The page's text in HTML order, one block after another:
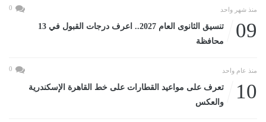
منذ شهر واحد 0
09
تنسيق الثانوى العام 2027.. اعرف درجات القبول في 13
محافظة
منذ عام واحد 0
10
تعرف على مواعيد القطارات على خط القاهرة الإسكندرية
والعكس